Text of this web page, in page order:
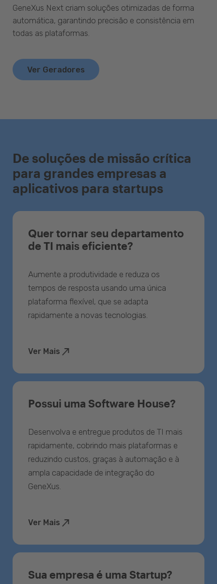
GeneXus Next criam soluções otimizadas de forma
automática, garantindo precisão e consistência em
todas as plataformas.
Ver Geradores
De soluções de missão crítica
para grandes empresas a
aplicativos para startups
Quer tornar seu departamento
de TI mais eficiente?
Aumente a produtividade e reduza os
tempos de resposta usando uma única
plataforma flexível, que se adapta
rapidamente a novas tecnologias.
Ver Mais
Possui uma Software House?
Desenvolva e entregue produtos de TI mais
rapidamente, cobrindo mais plataformas e
reduzindo custos, graças à automação e à
ampla capacidade de integração do
GeneXus.
Ver Mais
Sua empresa é uma Startup?